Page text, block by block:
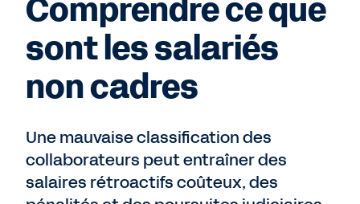
Fonctionnalités
Ressources
Nous contacter
Comprendre ce que
sont les salariés
non cadres
Une mauvaise classification des
collaborateurs peut entraîner des
salaires rétroactifs coûteux, des